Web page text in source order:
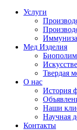
Услуги
Мед Изделия
Твердая
О нас
История
Наши
Научная
Контакты